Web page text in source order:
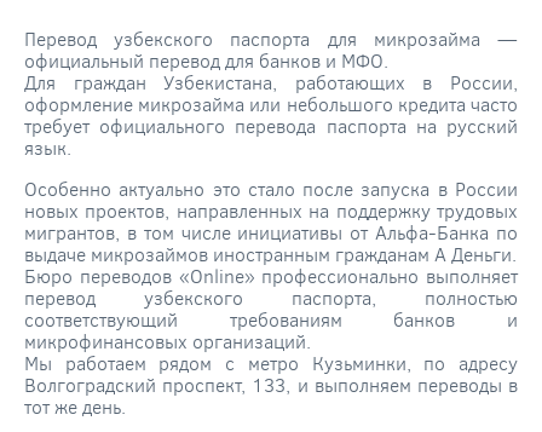
Перевод узбекского паспорта для микрозайма —
официальный перевод для банков и МФО.
Для граждан Узбекистана, работающих в России,
оформление микрозайма или небольшого кредита часто
требует официального перевода паспорта на русский
язык.
Особенно актуально это стало после запуска в России
новых проектов, направленных на поддержку трудовых
мигрантов, в том числе инициативы от Альфа-Банка по
выдаче микрозаймов иностранным гражданам А Деньги.
Бюро переводов «Online» профессионально выполняет
перевод узбекского паспорта, полностью
соответствующий требованиям банков и
микрофинансовых организаций.
Мы работаем рядом с метро Кузьминки, по адресу
Волгоградский проспект, 133, и выполняем переводы в
тот же день.